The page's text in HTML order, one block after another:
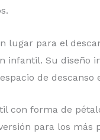
lugar para el
infantil. Su diseño
de descanso
con forma de
para los